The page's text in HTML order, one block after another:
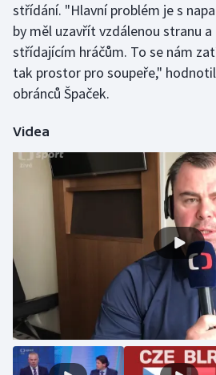
Judo
Krasobruslení
Lezení
Lyže a snowboard
Moderní pětiboj
Motorsport
Olympijské hry
Plavání
Plážový volejbal
střídání. "Hlavní problém je s
by měl uzavřít vzdálenou stranu
střídajícím hráčům. To se nám
tak prostor pro soupeře,"
obránců Špaček.
Videa